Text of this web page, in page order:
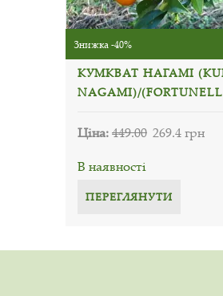
Знижка -40%
КУМКВАТ НАГАМІ
NAGAMI)/
Ціна:449.00 269.4 грн
В наявності
ПЕРЕГЛЯНУТИ